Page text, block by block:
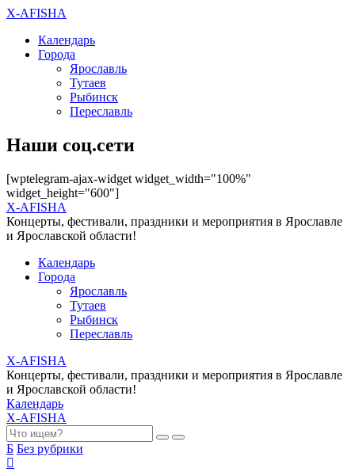
X-AFISHA
Календарь
Города
Ярославль
Тутаев
Рыбинск
Переславль
Наши соц.сети
[wptelegram-ajax-widget widget_width="100%"
widget_height="600"]
X-AFISHA
Концерты, фестивали, праздники и мероприятия в Ярославле
и Ярославской области!
Календарь
Города
Ярославль
Тутаев
Рыбинск
Переславль
X-AFISHA
Концерты, фестивали, праздники и мероприятия в Ярославле
и Ярославской области!
Календарь
X-AFISHA
Б Без рубрики